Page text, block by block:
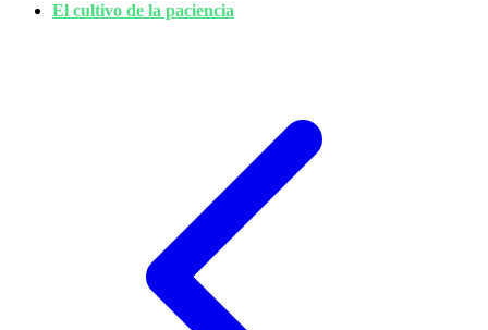
El cultivo de la paciencia